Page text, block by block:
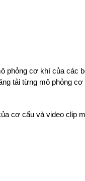
phỏng cơ khí của các
tải từng mô phỏng
cơ cấu và video clip